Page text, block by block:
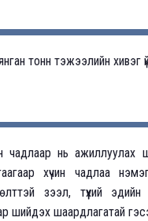
тонн тэжээлийн хивэг
чадлаар нь
хүчин чадлаа
зээл, түүхий эдийн
шаардлагатай